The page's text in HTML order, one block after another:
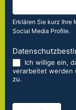
Erklären Sie kurz Ihre
Social Media Profile.
Ich willige ein,
verarbeitet werden
zu.